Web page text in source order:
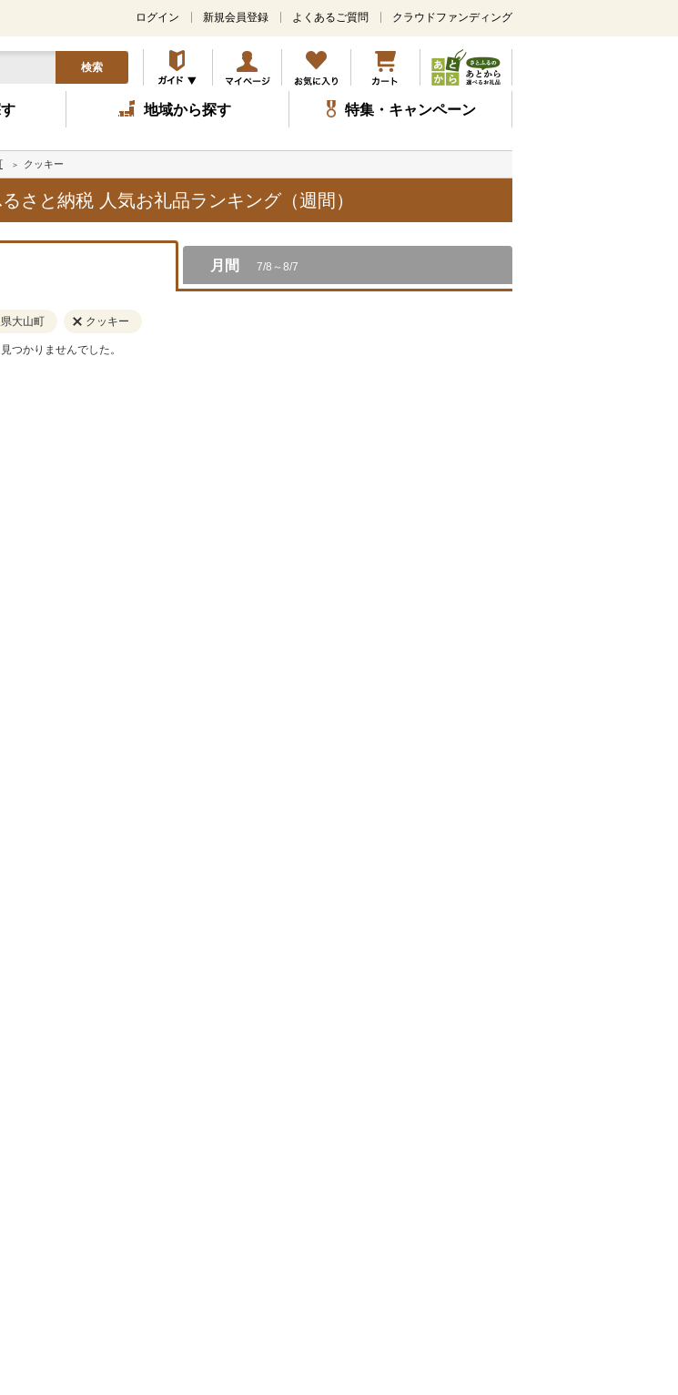
メ
ン
コ
ン
テ
ツ
キ
ッ
プ
ログイン 新規会員登録 よくあるご質問 クラウドファンディング
検索
地域から探す 特集・キャンペーン
クッキー
さと納税 人気お礼品ランキング（週間）
月間 7/8～8/7
大山町 クッキー
つかりませんでした。